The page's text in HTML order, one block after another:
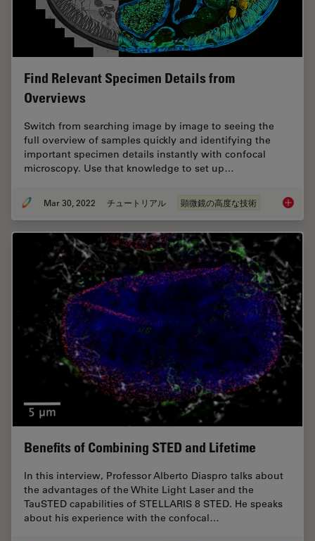
Find Relevant Specimen Details from
Overviews
Switch from searching image by image to seeing the
full overview of samples quickly and identifying the
important specimen details instantly with confocal
microscopy. Use that knowledge to set up…
Mar 30, 2022 チュートリアル 顕微鏡の高度な技術 Find
Benefits of Combining STED and Lifetime
In this interview, Professor Alberto Diaspro talks about
the advantages of the White Light Laser and the
TauSTED capabilities of STELLARIS 8 STED. He speaks
about his experience with the confocal…